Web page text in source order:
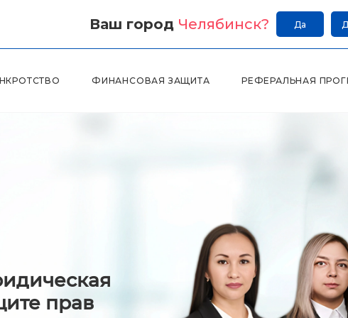
Ваш город Челябинск? Да
ФИНАНСОВАЯ ЗАЩИТА РЕФЕРАЛЬНАЯ
прав